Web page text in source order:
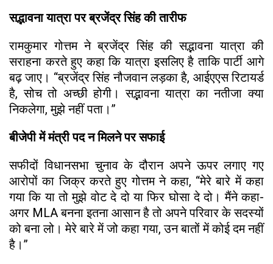
सद्भावना यात्रा पर ब्रजेंद्र सिंह की तारीफ
रामकुमार गोत्तम ने ब्रजेंद्र सिंह की सद्भावना यात्रा की
सराहना करते हुए कहा कि यात्रा इसलिए है ताकि पार्टी आगे
बढ़ जाए। “ब्रजेंद्र सिंह नौजवान लड़का है, आईएएस रिटायर्ड
है, सोच तो अच्छी होगी। सद्भावना यात्रा का नतीजा क्या
निकलेगा, मुझे नहीं पता।”
बीजेपी में मंत्री पद न मिलने पर सफाई
सफीदों विधानसभा चुनाव के दौरान अपने ऊपर लगाए गए
आरोपों का जिक्र करते हुए गोत्तम ने कहा, “मेरे बारे में कहा
गया कि या तो मुझे वोट दे दो या फिर घोसा दे दो। मैंने कहा-
अगर MLA बनना इतना आसान है तो अपने परिवार के सदस्यों
को बना लो। मेरे बारे में जो कहा गया, उन बातों में कोई दम नहीं
है।”